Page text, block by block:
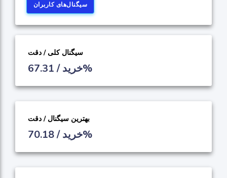
سیگنال‌های کاربران
سیگنال کلی / دقت
خرید / 67.31%
بهترین سیگنال / دقت
خرید / 70.18%